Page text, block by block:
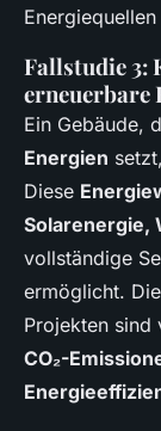
Fallstudie 3:
erneuerbare
Ein Gebäude,
Energien
Diese
Solarenergie,
vollständige
ermöglicht. Die
Projekten sind
CO₂-